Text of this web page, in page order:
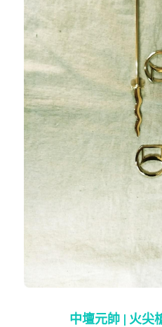
中壇元帥 | 火尖